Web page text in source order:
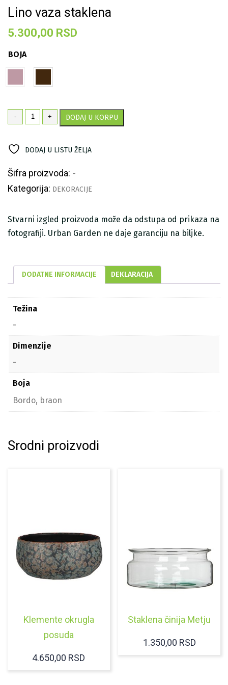
Lino vaza staklena
5.300,00 RSD
BOJA
-
Lino
vaza
+ DODAJ U KORPU
DODAJ U LISTU ŽELJA
Šifra proizvoda: -
Kategorija: DEKORACIJE
Stvarni izgled proizvoda može da odstupa od prikaza na
fotografiji. Urban Garden ne daje garanciju na biljke.
DODATNE INFORMACIJE DEKLARACIJA
Težina
-
Dimenzije
-
Boja
Bordo, braon
Srodni proizvodi
Klemente okrugla
posuda
4.650,00 RSD
Staklena činija Metju
1.350,00 RSD